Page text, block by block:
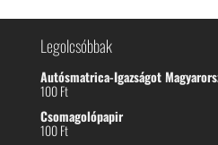
Legolcsóbbak
Autósmatrica-Igazságot
100Ft
Csomagolópapir
100Ft